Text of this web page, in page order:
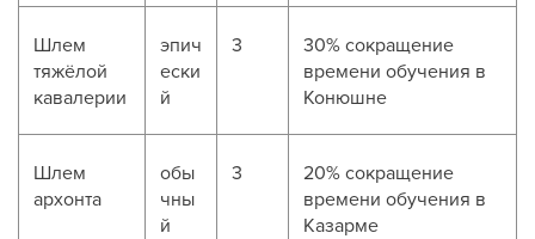
Шлем
тяжёлой
кавалерии
эпич
ески
й
3
30% сокращение
времени обучения в
Конюшне
Шлем
архонта
обы
чны
й
3
20% сокращение
времени обучения в
Казарме